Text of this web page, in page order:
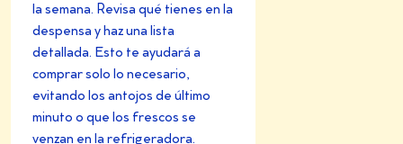
la semana. Revisa qué tienes en la
despensa y haz una lista
detallada. Esto te ayudará a
comprar solo lo necesario,
evitando los antojos de último
minuto o que los frescos se
venzan en la refrigeradora.